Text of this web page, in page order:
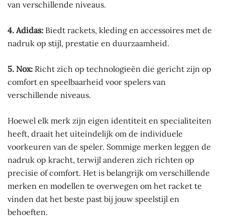
van verschillende niveaus.
4. Adidas: Biedt rackets, kleding en accessoires met de
nadruk op stijl, prestatie en duurzaamheid.
5. Nox: Richt zich op technologieën die gericht zijn op
comfort en speelbaarheid voor spelers van
verschillende niveaus.
Hoewel elk merk zijn eigen identiteit en specialiteiten
heeft, draait het uiteindelijk om de individuele
voorkeuren van de speler. Sommige merken leggen de
nadruk op kracht, terwijl anderen zich richten op
precisie of comfort. Het is belangrijk om verschillende
merken en modellen te overwegen om het racket te
vinden dat het beste past bij jouw speelstijl en
behoeften.